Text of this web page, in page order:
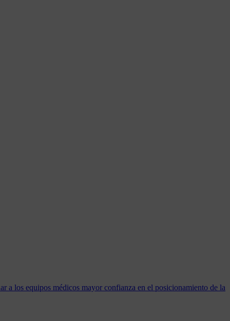
a los equipos médicos mayor confianza en el posicionamiento de la